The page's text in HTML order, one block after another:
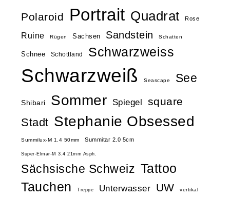
Polaroid Portrait Quadrat Rose
Ruine Rügen Sachsen Sandstein Schatten
Schnee Schottland Schwarzweiss
Schwarzweiß Seascape See
Shibari Sommer Spiegel square
Stadt Stephanie Obsessed
Summilux-M 1.4 50mm Summitar 2.0 5cm
Super-Elmar-M 3.4 21mm Asph.
Sächsische Schweiz Tattoo
Tauchen
Treppe Unterwasser UW vertikal